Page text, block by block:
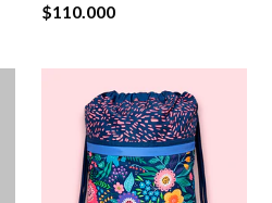
$110.000